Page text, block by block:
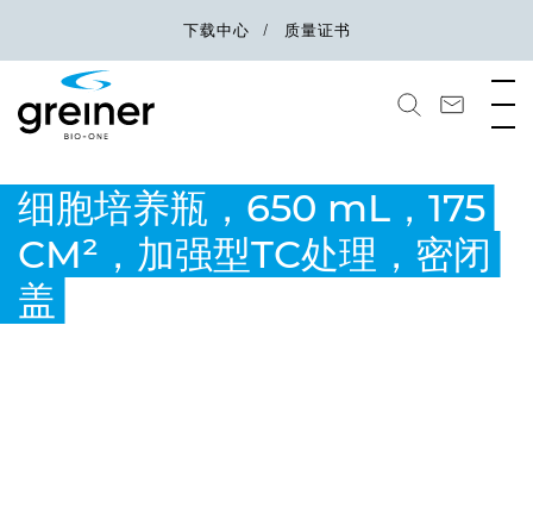
下载中心 质量证书
细胞培养瓶，650 mL，175
CM²，加强型TC处理，密闭
盖